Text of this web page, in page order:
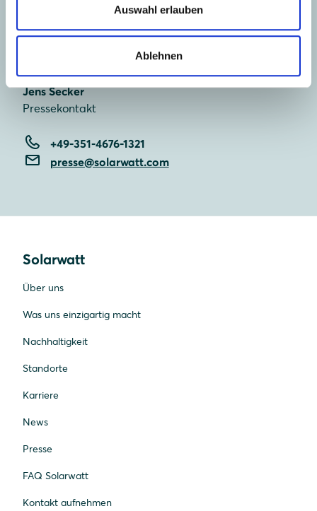
Auswahl erlauben
Ablehnen
Jens Secker
Pressekontakt
+49-351-4676-1321
presse@solarwatt.com
Solarwatt
Über uns
Was uns einzigartig macht
Nachhaltigkeit
Standorte
Karriere
News
Presse
FAQ Solarwatt
Kontakt aufnehmen